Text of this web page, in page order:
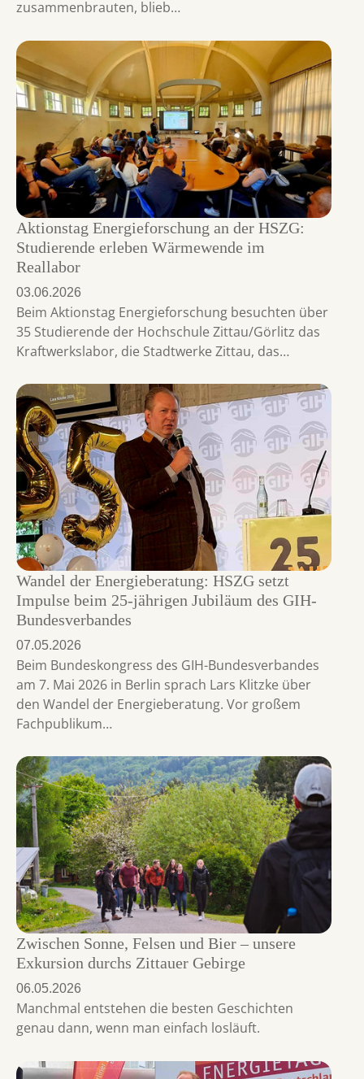
zusammenbrauten, blieb…
Aktionstag Energieforschung an der HSZG:
Studierende erleben Wärmewende im
Reallabor
03.06.2026
Beim Aktionstag Energieforschung besuchten über
35 Studierende der Hochschule Zittau/Görlitz das
Kraftwerkslabor, die Stadtwerke Zittau, das…
Wandel der Energieberatung: HSZG setzt
Impulse beim 25-jährigen Jubiläum des GIH-
Bundesverbandes
07.05.2026
Beim Bundeskongress des GIH-Bundesverbandes
am 7. Mai 2026 in Berlin sprach Lars Klitzke über
den Wandel der Energieberatung. Vor großem
Fachpublikum…
Zwischen Sonne, Felsen und Bier – unsere
Exkursion durchs Zittauer Gebirge
06.05.2026
Manchmal entstehen die besten Geschichten
genau dann, wenn man einfach losläuft.